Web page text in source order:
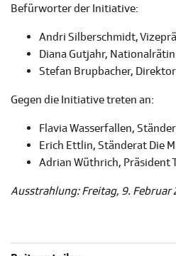
Befürworter der Initiative:
Andri Silberschmidt,
Diana Gutjahr, Nationalrätin
Stefan Brupbacher,
Gegen die Initiative treten an:
Flavia Wasserfallen,
Erich Ettlin, Ständerat Die
Adrian Wüthrich, Präsident
Ausstrahlung: Freitag, 9. Februar